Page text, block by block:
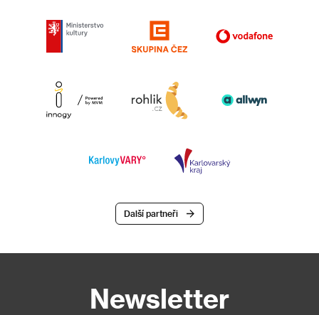
Další partneři
Newsletter